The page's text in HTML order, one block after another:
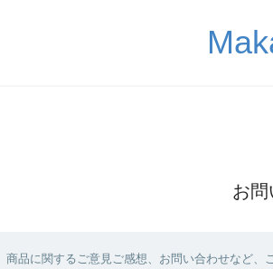
お
商品に関するご意見ご感想、お問い合わせなど、